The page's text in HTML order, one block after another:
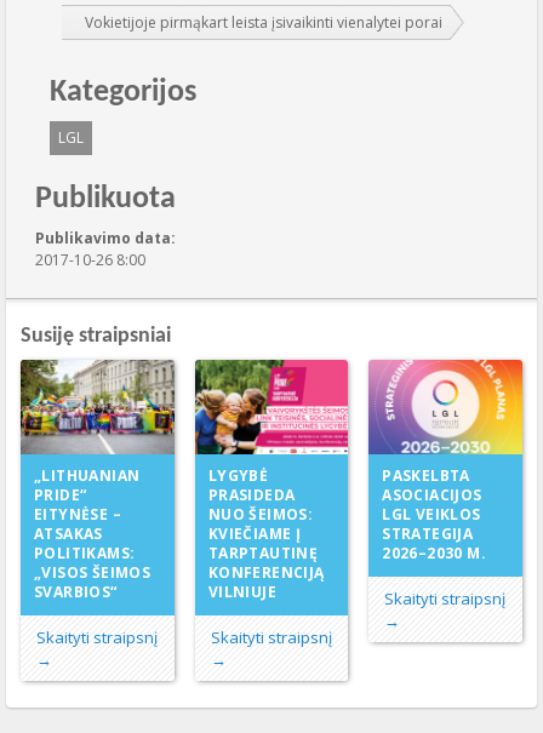
Vokietijoje pirmąkart leista įsivaikinti vienalytei porai
Kategorijos
LGL
Publikuota
Publikavimo data:
2017-10-26 8:00
Susiję straipsniai
„LITHUANIAN
PRIDE“
EITYNĖSE –
ATSAKAS
POLITIKAMS:
„VISOS ŠEIMOS
SVARBIOS“
Skaityti straipsnį
→
LYGYBĖ
PRASIDEDA
NUO ŠEIMOS:
KVIEČIAME Į
TARPTAUTINĘ
KONFERENCIJĄ
VILNIUJE
Skaityti straipsnį
→
PASKELBTA
ASOCIACIJOS
LGL VEIKLOS
STRATEGIJA
2026–2030 M.
Skaityti straipsnį
→